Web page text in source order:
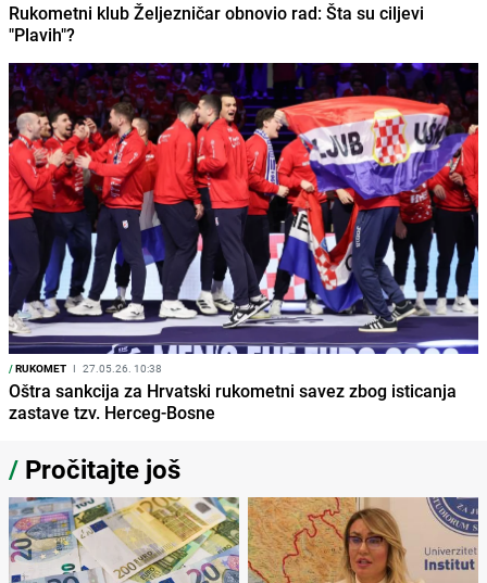
Rukometni klub Željezničar obnovio rad: Šta su ciljevi
"Plavih"?
/RUKOMET I 27.05.26. 10:38
Oštra sankcija za Hrvatski rukometni savez zbog isticanja
zastave tzv. Herceg-Bosne
/ Pročitajte još